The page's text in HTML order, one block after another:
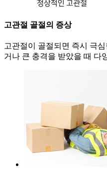
고관절 골절의 증상
고관절이 골절되면 즉시 극
거나 큰 충격을 받았을 때 다